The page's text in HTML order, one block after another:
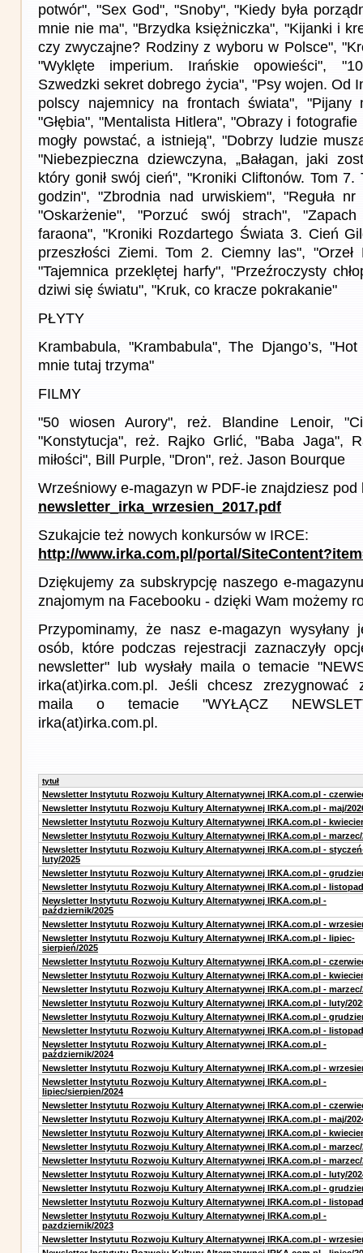
potwór", "Sex God", "Snoby", "Kiedy była
mnie nie ma", "Brzydka księżniczka", "Kijanki i
czy zwyczajne? Rodziny z wyboru w Polsce",
"Wyklęte imperium. Irańskie opowieści",
Szwedzki sekret dobrego życia", "Psy wojen. Od
polscy najemnicy na frontach świata", "Pijany
"Głębia", "Mentalista Hitlera", "Obrazy i
mogły powstać, a istnieją", "Dobrzy ludzie
"Niebezpieczna dziewczyna, „Bałagan, jaki
który gonił swój cień", "Kroniki Cliftonów. Tom 7.
godzin", "Zbrodnia nad urwiskiem", "Reguła nr
"Oskarżenie", "Porzuć swój strach", "Zapach
faraona", "Kroniki Rozdartego Świata 3. Cień
przeszłości Ziemi. Tom 2. Ciemny las", "Orzeł
"Tajemnica przeklętej harfy", "Przeźroczysty
dziwi się światu", "Kruk, co kracze pokrakanie"
PŁYTY
Krambabula, "Krambabula", The Django’s,
mnie tutaj trzyma"
FILMY
"50 wiosen Aurory", reż. Blandine Lenoir,
"Konstytucja", reż. Rajko Grlić, "Baba Jaga",
miłości", Bill Purple, "Dron", reż. Jason Bourque
Wrześniowy e-magazyn w PDF-ie znajdziesz pod
newsletter_irka_wrzesien_2017.pdf
Szukajcie też nowych konkursów w IRCE:
http://www.irka.com.pl/portal/
Dziękujemy za subskrypcję naszego e-
znajomym na Facebooku - dzięki Wam możemy
Przypominamy, że nasz e-magazyn
osób, które podczas rejestracji zaznaczyły
newsletter" lub wysłały maila o temacie
irka(at)irka.com.pl. Jeśli chcesz zrezygnować
maila o temacie "WYŁĄCZ
irka(at)irka.com.pl.
tytuł
Newsletter Instytutu Rozwoju Kultury Alternatywnej IRKA.com.pl -
Newsletter Instytutu Rozwoju Kultury Alternatywnej IRKA.com.pl - maj/
Newsletter Instytutu Rozwoju Kultury Alternatywnej IRKA.com.pl -
Newsletter Instytutu Rozwoju Kultury Alternatywnej IRKA.com.pl - marzec/
Newsletter Instytutu Rozwoju Kultury Alternatywnej IRKA.com.pl -
luty/2025
Newsletter Instytutu Rozwoju Kultury Alternatywnej IRKA.com.pl -
Newsletter Instytutu Rozwoju Kultury Alternatywnej IRKA.com.pl -
Newsletter Instytutu Rozwoju Kultury Alternatywnej IRKA.com.pl -
październik/2025
Newsletter Instytutu Rozwoju Kultury Alternatywnej IRKA.com.pl -
Newsletter Instytutu Rozwoju Kultury Alternatywnej IRKA.com.pl - lipiec-
sierpień/2025
Newsletter Instytutu Rozwoju Kultury Alternatywnej IRKA.com.pl -
Newsletter Instytutu Rozwoju Kultury Alternatywnej IRKA.com.pl -
Newsletter Instytutu Rozwoju Kultury Alternatywnej IRKA.com.pl - marzec/
Newsletter Instytutu Rozwoju Kultury Alternatywnej IRKA.com.pl - luty/
Newsletter Instytutu Rozwoju Kultury Alternatywnej IRKA.com.pl -
Newsletter Instytutu Rozwoju Kultury Alternatywnej IRKA.com.pl -
Newsletter Instytutu Rozwoju Kultury Alternatywnej IRKA.com.pl -
październik/2024
Newsletter Instytutu Rozwoju Kultury Alternatywnej IRKA.com.pl -
Newsletter Instytutu Rozwoju Kultury Alternatywnej IRKA.com.pl -
lipiec/sierpien/2024
Newsletter Instytutu Rozwoju Kultury Alternatywnej IRKA.com.pl -
Newsletter Instytutu Rozwoju Kultury Alternatywnej IRKA.com.pl - maj/
Newsletter Instytutu Rozwoju Kultury Alternatywnej IRKA.com.pl -
Newsletter Instytutu Rozwoju Kultury Alternatywnej IRKA.com.pl - marzec/
Newsletter Instytutu Rozwoju Kultury Alternatywnej IRKA.com.pl - marzec/
Newsletter Instytutu Rozwoju Kultury Alternatywnej IRKA.com.pl - luty/
Newsletter Instytutu Rozwoju Kultury Alternatywnej IRKA.com.pl -
Newsletter Instytutu Rozwoju Kultury Alternatywnej IRKA.com.pl -
Newsletter Instytutu Rozwoju Kultury Alternatywnej IRKA.com.pl -
pazdziernik/2023
Newsletter Instytutu Rozwoju Kultury Alternatywnej IRKA.com.pl -